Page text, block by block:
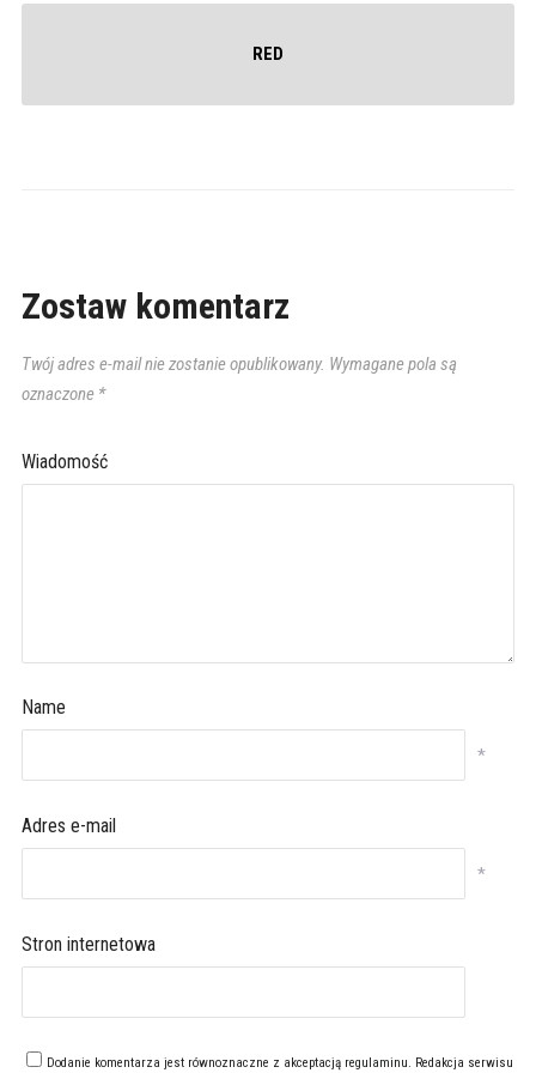
RED
Zostaw komentarz
Twój adres e-mail nie zostanie opublikowany. Wymagane pola są
oznaczone *
Wiadomość
Name
*
Adres e-mail
*
Stron internetowa
Dodanie komentarza jest równoznaczne z akceptacją regulaminu. Redakcja serwisu